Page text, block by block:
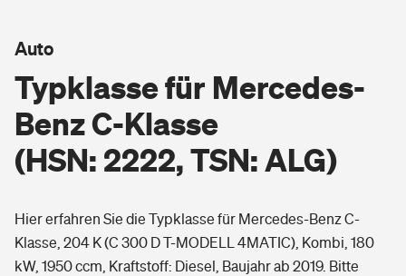
Berufsunfähigkeitsversicherung
Arbeitsrechtsschutz
Wohnen
Wohngebäudeversicherung
Hausratversicherung
Elementarversicherung
Pri­vate Haft­pflicht­
Gesundheit
Typklasse für Mercedes-
Benz C-Klasse
(HSN: 2222, TSN: ALG)
Auto
Hier erfahren Sie die Typklasse für Mercedes-Benz C-
Klasse, 204 K (C 300 D T-MODELL 4MATIC), Kombi, 180
kW, 1950 ccm, Kraftstoff: Diesel, Baujahr ab 2019. Bitte